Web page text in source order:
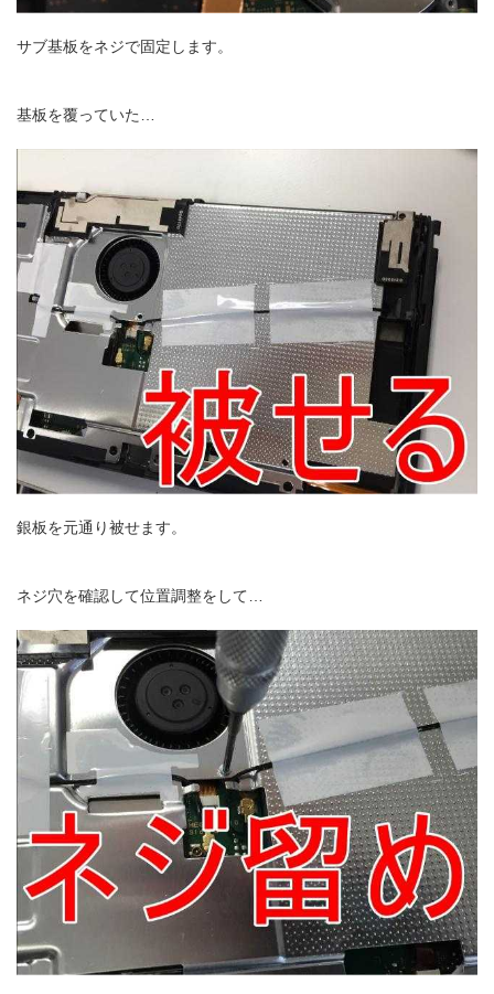
サブ基板をネジで固定します。
基板を覆っていた…
銀板を元通り被せます。
ネジ穴を確認して位置調整をして…